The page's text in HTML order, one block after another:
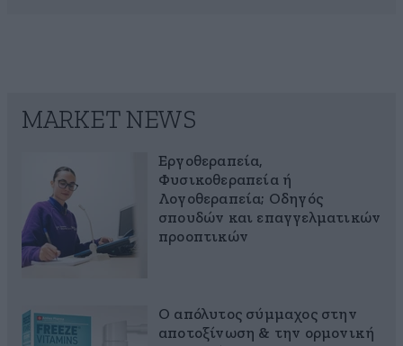
MARKET NEWS
Εργοθεραπεία,
Φυσικοθεραπεία ή
Λογοθεραπεία; Οδηγός
σπουδών και επαγγελματικών
προοπτικών
Ο απόλυτος σύμμαχος στην
αποτοξίνωση & την ορμονική